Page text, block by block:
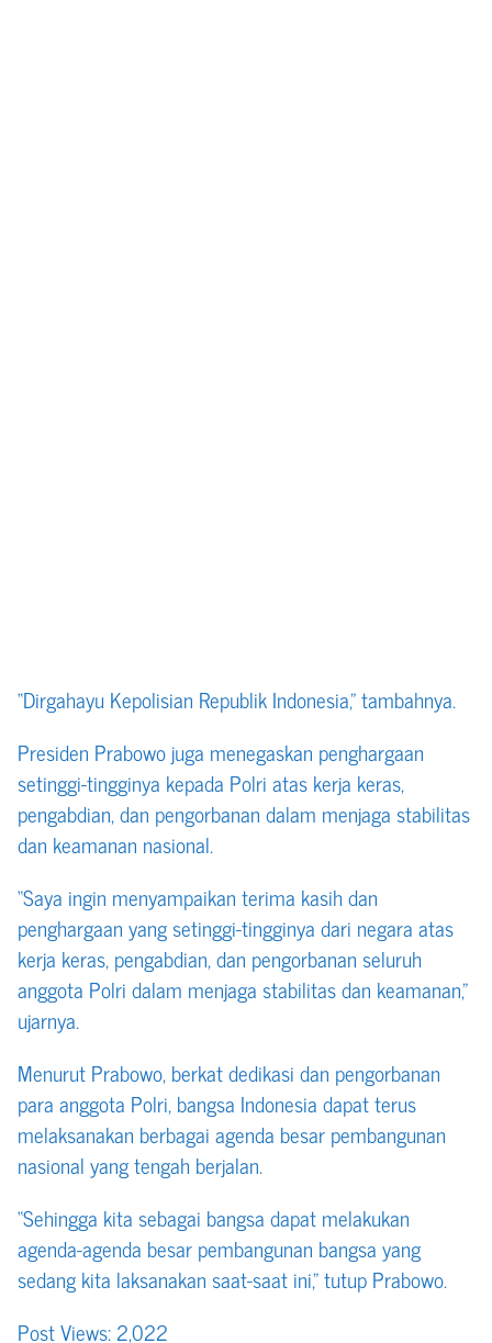
“Dirgahayu Kepolisian Republik Indonesia,” tambahnya.
Presiden Prabowo juga menegaskan penghargaan
setinggi-tingginya kepada Polri atas kerja keras,
pengabdian, dan pengorbanan dalam menjaga stabilitas
dan keamanan nasional.
“Saya ingin menyampaikan terima kasih dan
penghargaan yang setinggi-tingginya dari negara atas
kerja keras, pengabdian, dan pengorbanan seluruh
anggota Polri dalam menjaga stabilitas dan keamanan,”
ujarnya.
Menurut Prabowo, berkat dedikasi dan pengorbanan
para anggota Polri, bangsa Indonesia dapat terus
melaksanakan berbagai agenda besar pembangunan
nasional yang tengah berjalan.
“Sehingga kita sebagai bangsa dapat melakukan
agenda-agenda besar pembangunan bangsa yang
sedang kita laksanakan saat-saat ini,” tutup Prabowo.
Post Views:2,022